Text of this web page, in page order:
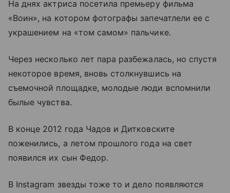
На днях актриса посетила премьеру фильма
«Воин», на котором фотографы запечатлели ее с
украшением на «том самом» пальчике.
Через несколько лет пара разбежалась, но спустя
некоторое время, вновь столкнувшись на
съемочной площадке, молодые люди вспомнили
былые чувства.
В конце 2012 года Чадов и Дитковските
поженились, а летом прошлого года на свет
появился их сын Федор.
В Instagram звезды тоже то и дело появляются